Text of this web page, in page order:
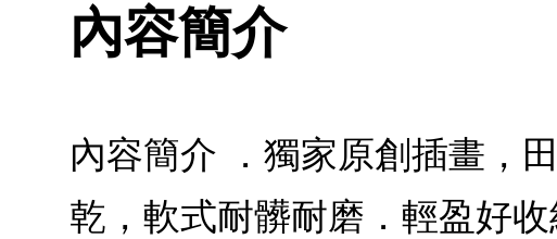
內容簡介
內容簡介 ．獨家原創插畫，
乾，軟式耐髒耐磨．輕盈好收